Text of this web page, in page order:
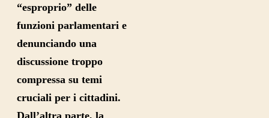
“esproprio” delle
funzioni parlamentari e
denunciando una
discussione troppo
compressa su temi
cruciali per i cittadini.
Dall’altra parte, la